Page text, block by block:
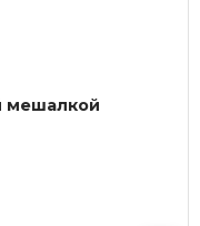
мешалкой